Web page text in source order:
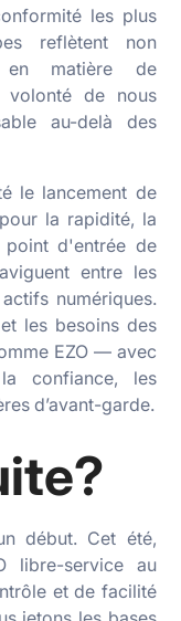
les plus
reflètent non
en matière de
volonté de nous
au-delà des
le lancement de
la rapidité, la
d'entrée de
entre les
numériques.
les besoins des
EZO — avec
confiance, les
d’avant-garde.
début. Cet été,
libre-service au
et de facilité